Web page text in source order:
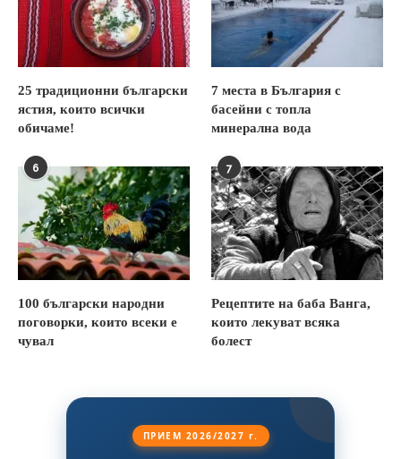
25 традиционни български
ястия, които всички
обичаме!
7 места в България с
басейни с топла
минерална вода
6
100 български народни
поговорки, които всеки е
чувал
7
Рецептите на баба Ванга,
които лекуват всяка
болест
ПРИЕМ 2026/2027 г.